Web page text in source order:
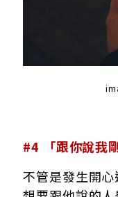
#4 「跟你說我
不管是發生開